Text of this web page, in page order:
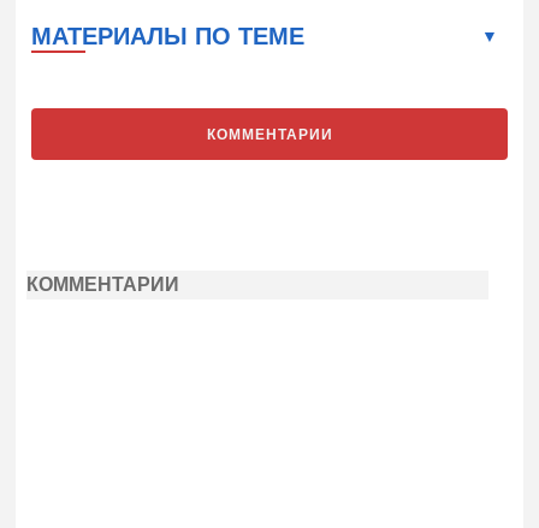
МАТЕРИАЛЫ ПО ТЕМЕ
КОММЕНТАРИИ
КОММЕНТАРИИ